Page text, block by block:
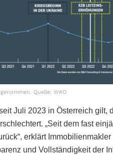
Quelle: WKO
Juli 2023 in Österreich gilt,
„Seit dem fast
erklärt
und Vollständigkeit der